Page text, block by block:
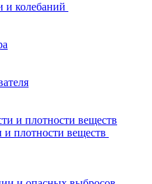
и колебаний
и плотности веществ